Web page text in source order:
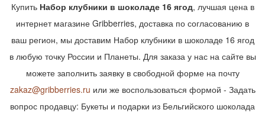
Купить Набор клубники в шоколаде 16 ягод, лучшая цена в
интернет магазине Gribberries, доставка по согласованию в
ваш регион, мы доставим Набор клубники в шоколаде 16 ягод
в любую точку России и Планеты. Для заказа у нас на сайте вы
можете заполнить заявку в свободной форме на почту
zakaz@gribberries.ru или же воспользоваться формой - Задать
вопрос продавцу: Букеты и подарки из Бельгийского шоколада